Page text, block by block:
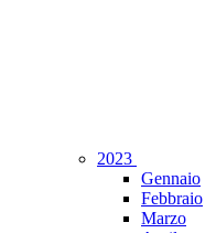
2023
Gennaio
Febbraio
Marzo